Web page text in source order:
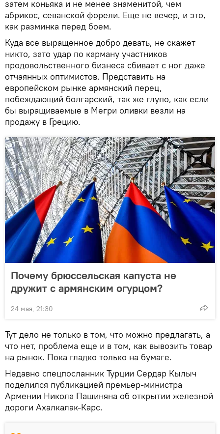
затем коньяка и не менее знаменитой, чем
абрикос, севанской форели. Еще не вечер, и это,
как разминка перед боем.
Куда все выращенное добро девать, не скажет
никто, зато удар по карману участников
продовольственного бизнеса сбивает с ног даже
отчаянных оптимистов. Представить на
европейском рынке армянский перец,
побеждающий болгарский, так же глупо, как если
бы выращиваемые в Мегри оливки везли на
продажу в Грецию.
Почему брюссельская капуста не
дружит с армянским огурцом?
24 мая, 21:30
Тут дело не только в том, что можно предлагать, а
что нет, проблема еще и в том, как вывозить товар
на рынок. Пока гладко только на бумаге.
Недавно спецпосланник Турции Сердар Кылыч
поделился публикацией премьер-министра
Армении Никола Пашиняна об открытии железной
дороги Ахалкалак-Карс.